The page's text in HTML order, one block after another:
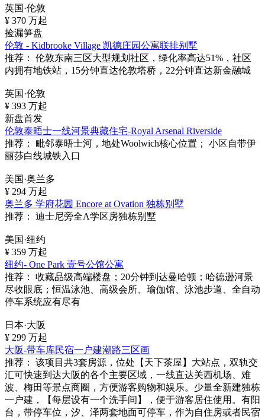
英国·伦敦
¥ 370 万起
捡漏笋盘
伦敦 - Kidbrooke Village 凯德庄园公寓联排别墅
推荐：
伦敦东南三区大型规划社区，绿化率高达51%，社区
内拥有地铁站，15分钟直达伦敦塔桥，22分钟直达新金融城
英国·伦敦
¥ 393 万起
新盘首发
伦敦泰晤士一线河景典藏住宅-Royal Arsenal Riverside
推荐：
毗邻泰晤士河，地处Woolwich核心位置； 小区自带伊
丽莎白线城铁入口
美国·奥兰多
¥ 294 万起
奥兰多 学府花园 Encore at Ovation 独栋别墅
推荐：
迪士尼旁全A学区房独栋别墅
美国·纽约
¥ 359 万起
纽约- One Park 壹号公馆公寓
推荐：
收藏品级高端楼盘；20分钟到达曼哈顿；哈德逊河景
尽收眼底；恒温泳池、高级会所、瑜伽馆、泳池步道、全自动
停车系统应有尽有
日本·大阪
¥ 299 万起
大阪-带车库民宿一户建潮路三区画
推荐：
该项目共3套房源，位处【天下茶屋】大站点，双轨交
汇可快速到达大阪的各个主要区域，一线直达关西机场、难
波、梅田等景点商圈，方便游客购物和娱乐。少量全新建独栋
一户建，【每层设有一个洗手间】，便于游客居住使用。有阳
台，带停车位，汐、泽两套地面可停车，作为自住房或者民宿